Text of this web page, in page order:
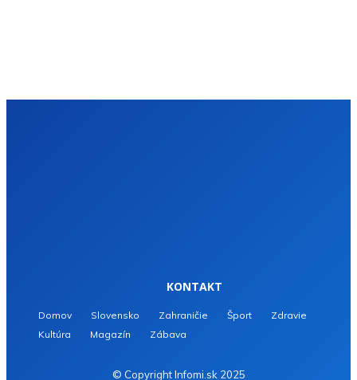
KONTAKT
Domov Slovensko Zahraničie Šport
Zdravie
Kultúra
Magazín Zábava
© Copyright Infomi.sk 2025